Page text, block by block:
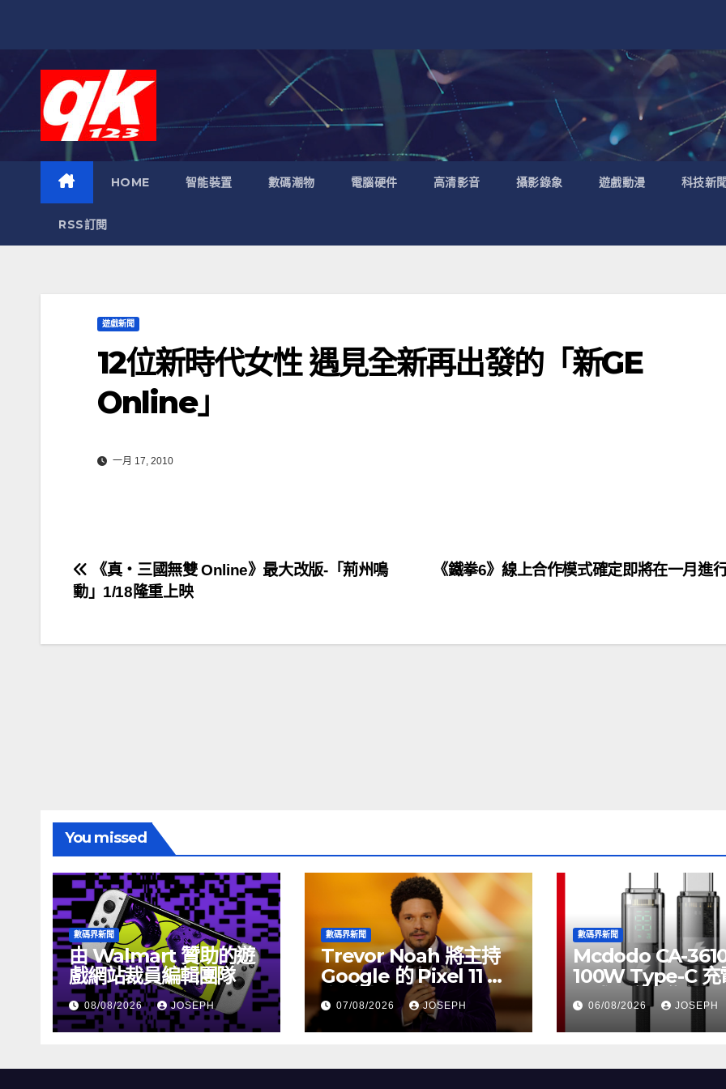
HOME 智能裝置 數碼潮物 電腦硬件 高清影音 攝影錄象 遊戲動漫 科技新
RSS訂閱
遊戲新聞
12位新時代女性 遇見全新再出發的「新GE
Online」
一月 17, 2010
文
章
導
《鐵拳6》線上合作模式確定即將在一月進
《真‧三國無雙 Online》最大改版-「荊州鳴
動」1/18隆重上映
You missed
數碼界新聞
由 Walmart 贊助的遊
戲網站裁員編輯團隊
08/08/2026 JOSEPH
數碼界新聞
Trevor Noah 將主持
Google 的 Pixel 11 推
介活動
07/08/2026 JOSEPH
數碼界新聞
Mcdodo CA-
100W Type-C 充
正式上市，售價
HK$115
06/08/2026 JOSEPH